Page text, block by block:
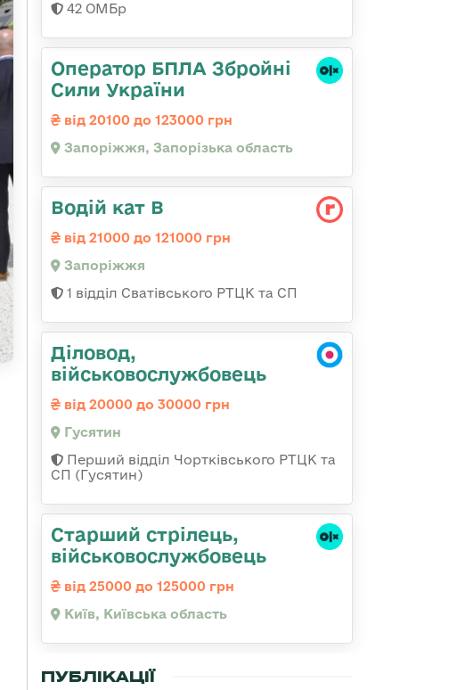
42 ОМБр
Оператор БПЛА Збройні
Сили України
від 20100 до 123000 грн
Запоріжжя, Запорізька область
Водій кат В
від 21000 до 121000 грн
Запоріжжя
1 відділ Сватівського РТЦК та СП
Діловод,
військовослужбовець
від 20000 до 30000 грн
Гусятин
Перший відділ Чортківського РТЦК та
СП (Гусятин)
Старший стрілець,
військовослужбовець
від 25000 до 125000 грн
Київ, Київська область
ПУБЛІКАЦІЇ